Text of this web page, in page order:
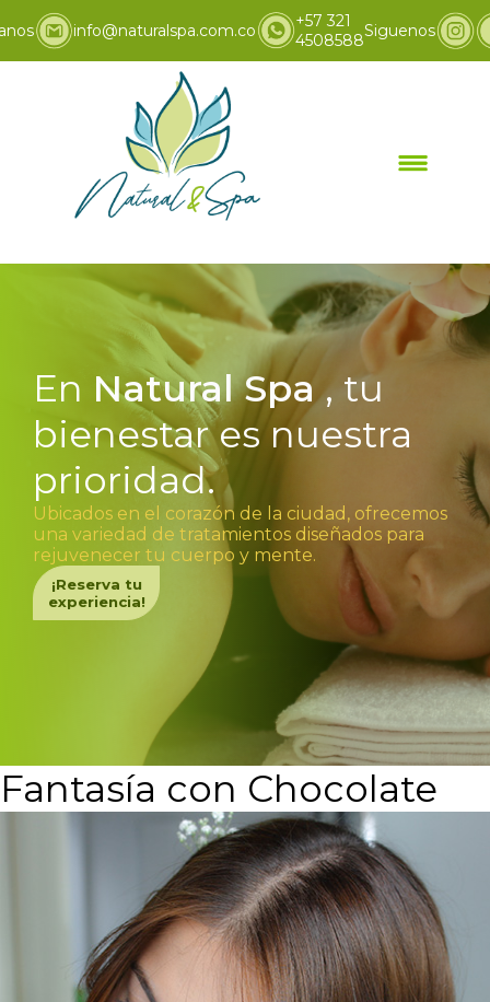
info@naturalspa.com.co
+57 321
4508588Siguenos
En Natural Spa, tu
bienestar es nuestra
prioridad.
Ubicados en el corazón de la ciudad, ofrecemos
una variedad de tratamientos diseñados para
rejuvenecer tu cuerpo y mente.
¡Reserva tu
experiencia!
Fantasía con Chocolate